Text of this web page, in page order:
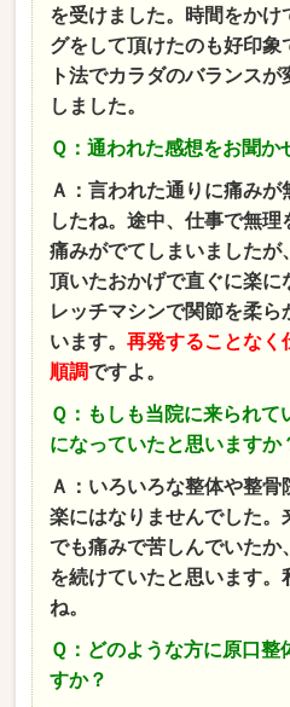
を受けました。時間をかけ
グをして頂けたのも好印象
ト法でカラダのバランス
しました。
Ｑ：通われた感想をお聞か
Ａ：言われた通りに痛みが
したね。途中、仕事で無
痛みがでてしまいましたが
頂いたおかげで直ぐに楽に
レッチマシンで関節を柔ら
います。再発することなく
順調ですよ。
Ｑ：もしも当院に来られ
になっていたと思いますか
Ａ：いろいろな整体や整
楽にはなりませんでした。
でも痛みで苦しんでいたか
を続けていたと思います。
ね。
Ｑ：どのような方に原口
すか？